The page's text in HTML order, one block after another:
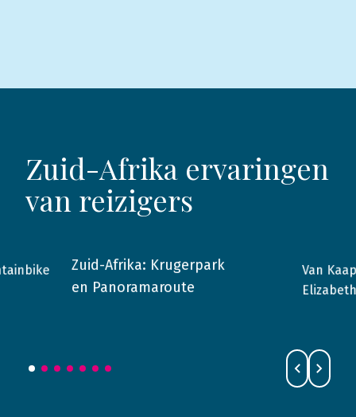
Zuid-Afrika ervaringen
van reizigers
2017 Zuid-Afrika
Zuid-Afrika: Krugerpark
en Panoramaroute
2014
Van